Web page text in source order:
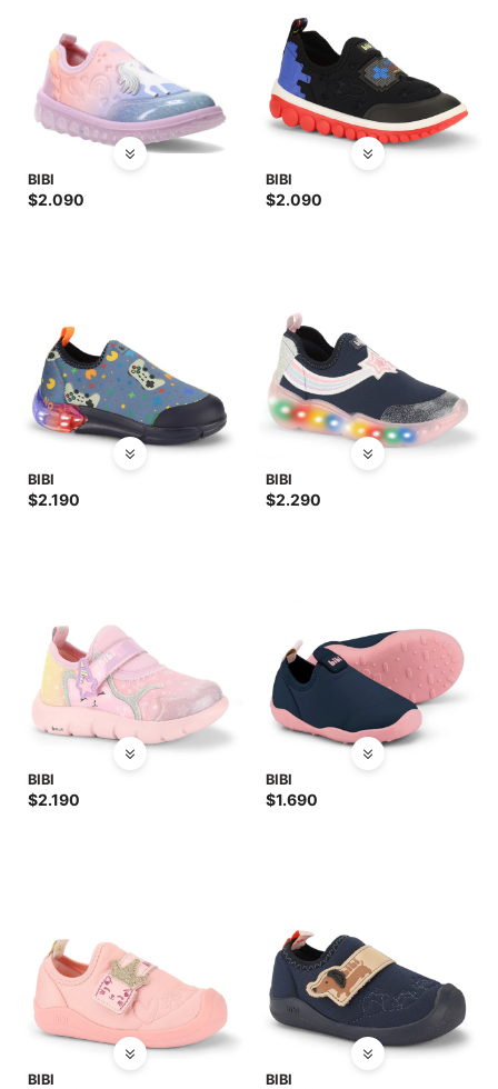
BIBI
$2.090
BIBI
$2.090
BIBI
$2.190
BIBI
$2.290
BIBI
$2.190
BIBI
$1.690
BIBI BIBI